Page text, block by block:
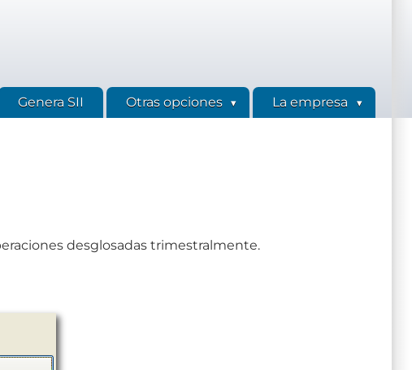
Genera SII Otras opciones La empresa
desglosadas trimestralmente.